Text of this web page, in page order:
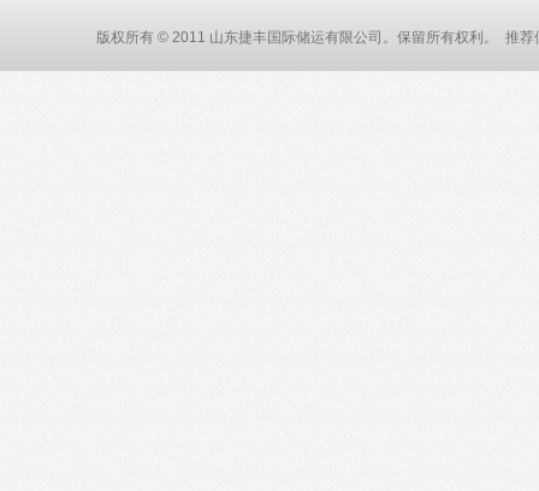
版权所有 © 2011 山东捷丰国际储运有限公司。保留所有权利。 推